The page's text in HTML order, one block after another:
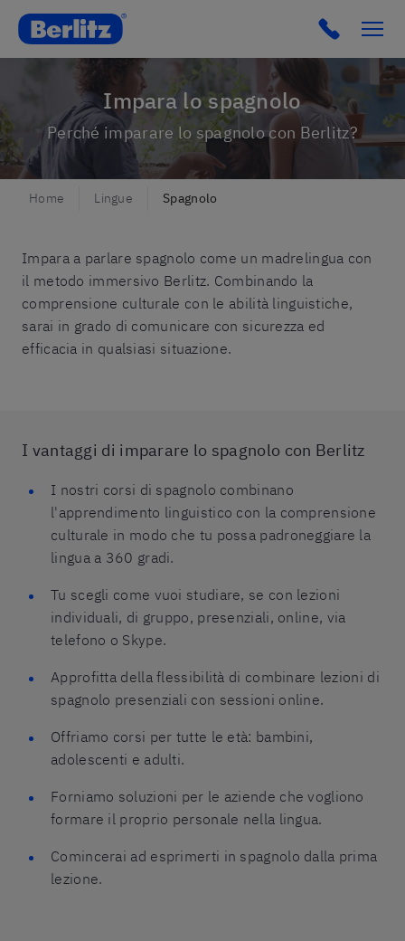
Berlitz IT Click to
Impara lo spagnolo
Perché imparare lo spagnolo con Berlitz?
Home Lingue Spagnolo
Impara a parlare spagnolo come un madrelingua con
il metodo immersivo Berlitz. Combinando la
comprensione culturale con le abilità linguistiche,
sarai in grado di comunicare con sicurezza ed
efficacia in qualsiasi situazione.
I vantaggi di imparare lo spagnolo con Berlitz
I nostri corsi di spagnolo combinano
l'apprendimento linguistico con la comprensione
culturale in modo che tu possa padroneggiare la
lingua a 360 gradi.
Tu scegli come vuoi studiare, se con lezioni
individuali, di gruppo, presenziali, online, via
telefono o Skype.
Approfitta della flessibilità di combinare lezioni di
spagnolo presenziali con sessioni online.
Offriamo corsi per tutte le età: bambini,
adolescenti e adulti.
Forniamo soluzioni per le aziende che vogliono
formare il proprio personale nella lingua.
Comincerai ad esprimerti in spagnolo dalla prima
lezione.